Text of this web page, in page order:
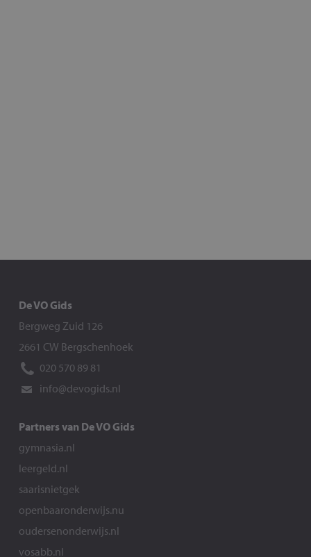
De VO Gids
Bergweg Zuid 126
2661 CW Bergschenhoek
020 570 89 81
info@devogids.nl
Partners van De VO Gids
gymnasia.nl
leergeld.nl
saarisnietgek
openbaaronderwijs.nu
oudersenonderwijs.nl
vosabb.nl